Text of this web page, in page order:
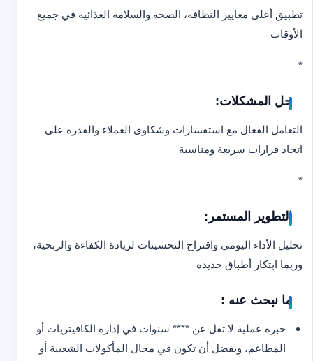
تطبيق أعلى معايير النظافة، الصحة والسلامة الغذائية في جميع
الأوقات
*
حل المشكلات:
التعامل الفعال مع استفسارات وشكاوى العملاء والقدرة على
اتخاذ قرارات سريعة ومناسبة
*
التطوير المستمر:
تحليل الأداء اليومي واقتراح التحسينات لزيادة الكفاءة والربحية،
وربما ابتكار أطباق جديدة
ما نبحث عنه :
خبرة عملية لا تقل عن **** سنوات في إدارة الكافيتريات أو
المطاعم، ويفضل أن تكون في مجال المأكولات الشعبية أو